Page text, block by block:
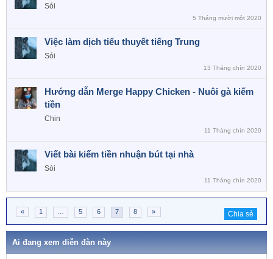
Sói
5 Tháng mười một 2020
Việc làm dịch tiểu thuyết tiếng Trung
Sói
13 Tháng chín 2020
Hướng dẫn Merge Happy Chicken - Nuôi gà kiếm
tiền
Chin
11 Tháng chín 2020
Viết bài kiếm tiền nhuận bút tại nhà
Sói
11 Tháng chín 2020
« 1 5 6 7 8 » Chia sẻ
Ai đang xem diễn đàn này